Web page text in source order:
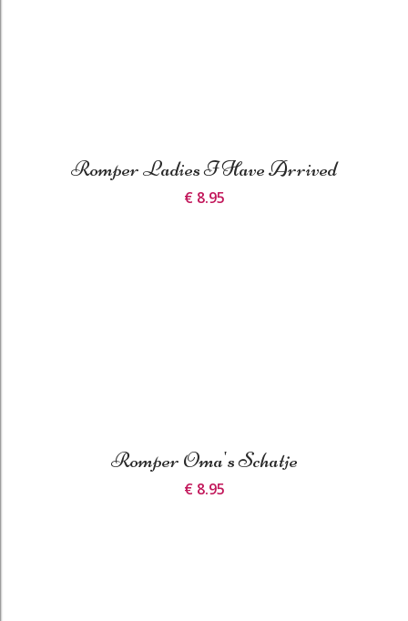
Romper Ladies I Have Arrived
€ 8.95
Romper Oma's Schatje
€ 8.95